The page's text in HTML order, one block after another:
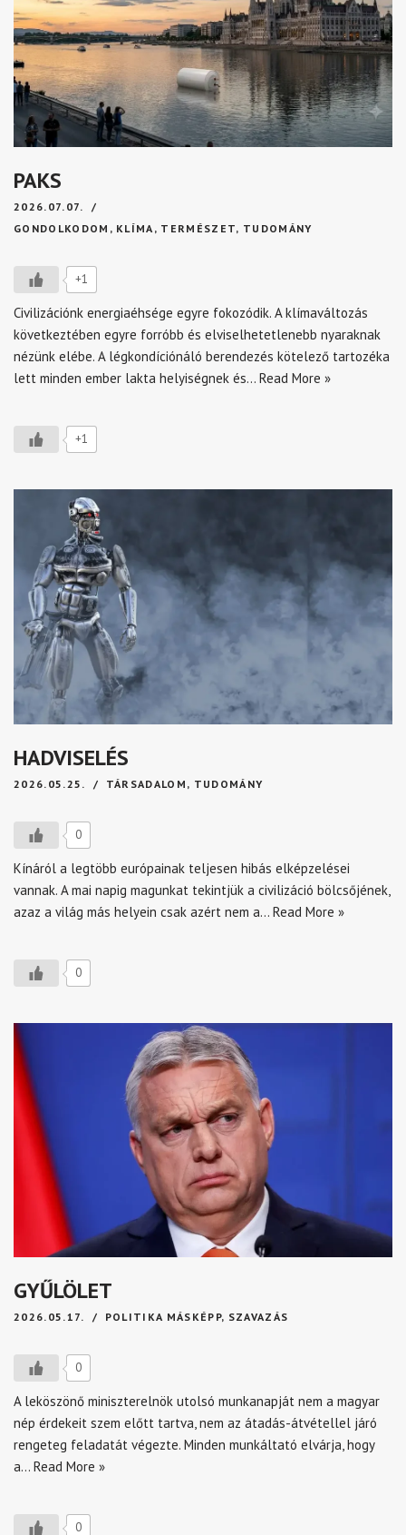
PAKS
2026.07.07.
GONDOLKODOM , KLÍMA , TERMÉSZET, TUDOMÁNY
+1
Civilizációnk energiaéhsége egyre fokozódik. A klímaváltozás
következtében egyre forróbb és elviselhetetlenebb nyaraknak
nézünk elébe. A légkondíciónáló berendezés kötelező tartozéka
lett minden ember lakta helyiségnek és… Read More »
+1
HADVISELÉS
2026.05.25. TÁRSADALOM , TUDOMÁNY
0
Kínáról a legtöbb európainak teljesen hibás elképzelései
vannak. A mai napig magunkat tekintjük a civilizáció bölcsőjének,
azaz a világ más helyein csak azért nem a… Read More »
0
GYŰLÖLET
2026.05.17. POLITIKA MÁSKÉPP, SZAVAZÁS
0
A leköszönő miniszterelnök utolsó munkanapját nem a magyar
nép érdekeit szem előtt tartva, nem az átadás-átvétellel járó
rengeteg feladatát végezte. Minden munkáltató elvárja, hogy
a… Read More »
0